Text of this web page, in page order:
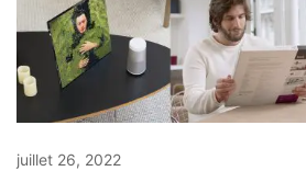
juillet 26, 2022